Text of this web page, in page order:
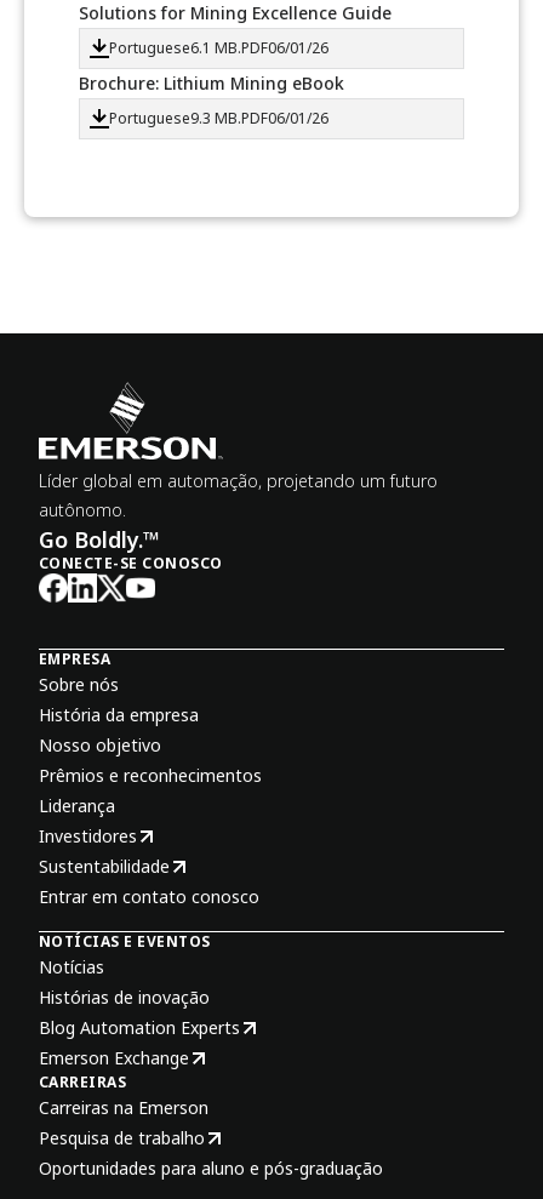
Solutions for Mining Excellence Guide
Portuguese6.1 MB.PDF06/01/26
Brochure: Lithium Mining eBook
Portuguese9.3 MB.PDF06/01/26
Líder global em automação, projetando um futuro
autônomo.
Go Boldly.™
CONECTE-SE CONOSCO
EMPRESA
Sobre nós
História da empresa
Nosso objetivo
Prêmios e reconhecimentos
Liderança
Investidores
Sustentabilidade
Entrar em contato conosco
NOTÍCIAS E EVENTOS
Notícias
Histórias de inovação
Blog Automation Experts
Emerson Exchange
CARREIRAS
Carreiras na Emerson
Pesquisa de trabalho
Oportunidades para aluno e pós-graduação